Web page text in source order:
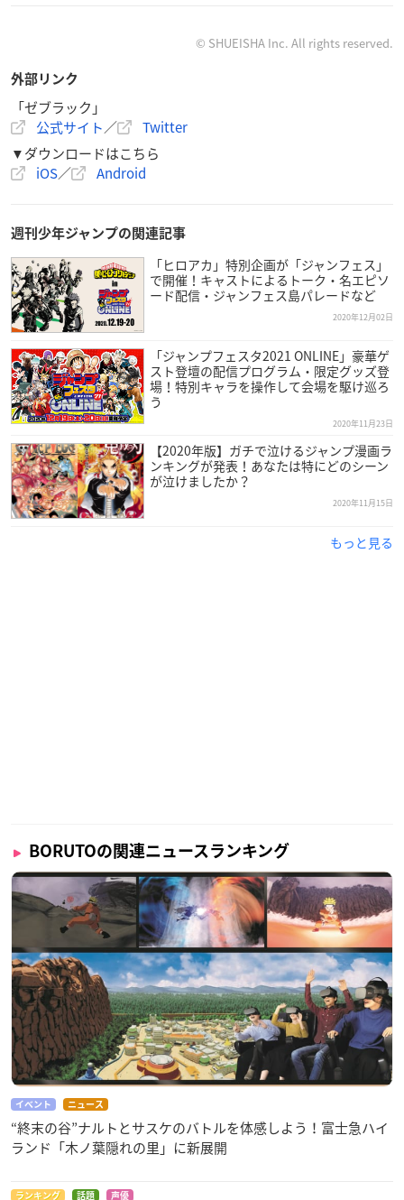
#東の海編 #アラバスタ編#空島
が対象範囲✨
アプリで毎日ログインすると
ポイント＆コインがもらえる👇
📱集英社公式アプリ#ゼブラック
pic.twitter.com/OYrjat8Odq
©︎ SHUEISHA Inc. All rights reserved.
外部リンク
「ゼブラック」
公式サイト／
Twitter
▼ダウンロードはこちら
iOS／ Android
週刊少年ジャンプの関連記事
「ヒロアカ」特別企画が「ジャンフェス」
で開催！キャストによるトーク・名エピソ
ード配信・ジャンフェス島パレードなど
2020年12月02日
「ジャンプフェスタ2021 ONLINE」豪華ゲ
スト登壇の配信プログラム・限定グッズ登
場！特別キャラを操作して会場を駆け巡ろ
う
2020年11月23日
【2020年版】ガチで泣けるジャンプ漫画ラ
ンキングが発表！あなたは特にどのシーン
が泣けましたか？
2020年11月15日
もっと見る
BORUTOの関連ニュースランキング
イベント ニュース
“終末の谷”ナルトとサスケのバトルを体感しよう！富士急ハイ
ランド「木ノ葉隠れの里」に新展開
ランキング 話題 声優